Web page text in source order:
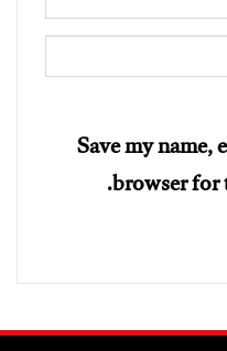
Save my
browser